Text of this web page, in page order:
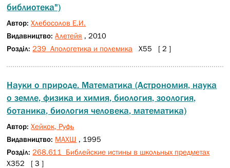
библиотека")
Автор:Хлебосолов Е.И.
Видавництво:Алетейя , 2010
Розділ: 239 Апологетика и полемика Х55 [ 2 ]
Науки о природе. Математика (Астрономия, наука
о земле, физика и химия, биология, зоология,
ботаника, биология человека, математика)
Автор:Хейкок, Руфь
Видавництво: МАХШ , 1995
Розділ: 268.611 Библейские истины в школьных предметах
Х352 [ 3 ]